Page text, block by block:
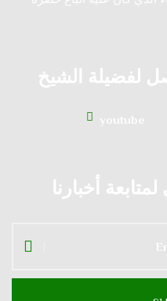
لفضيلة الشيخ
youtube
أخبارنا